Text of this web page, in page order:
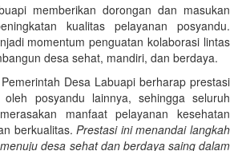
memberikan dorongan dan masukan
kualitas pelayanan posyandu.
momentum penguatan kolaborasi lintas
desa sehat, mandiri, dan berdaya.
Desa Labuapi berharap prestasi
posyandu lainnya, sehingga seluruh
manfaat pelayanan kesehatan
berkualitas.Prestasi ini menandai langkah
desa sehat dan berdaya saing dalam